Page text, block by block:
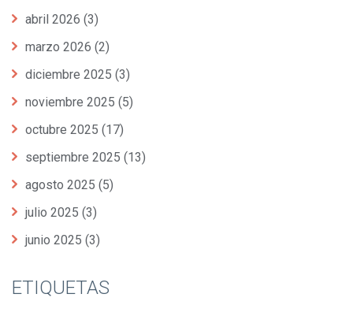
abril 2026 (3)
marzo 2026 (2)
diciembre 2025 (3)
noviembre 2025 (5)
octubre 2025 (17)
septiembre 2025 (13)
agosto 2025 (5)
julio 2025 (3)
junio 2025 (3)
ETIQUETAS